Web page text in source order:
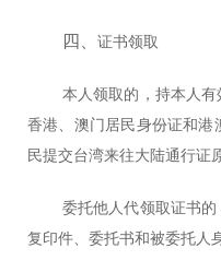
四、 证书领取
本人领取的，持本人有
香港、澳门居民身份证和
民提交台湾来往大陆通行证
委托他人代领取证书的
复印件、委托书和被委托人